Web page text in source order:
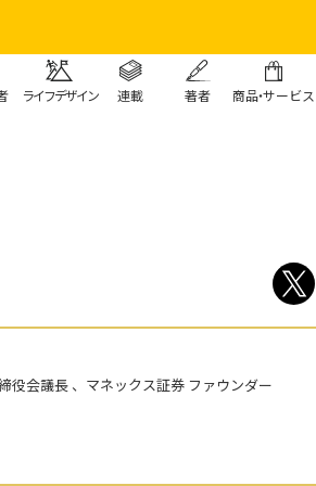
ライフデザイン 連載 著者 商品・サービス
役会議長 、マネックス証券 ファウンダー